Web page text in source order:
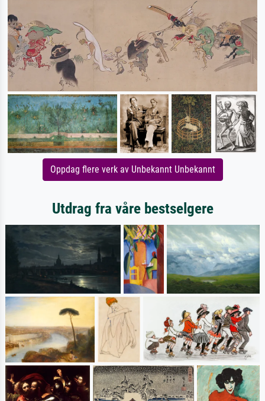
Oppdag flere verk av Unbekannt Unbekannt
Utdrag fra våre bestselgere